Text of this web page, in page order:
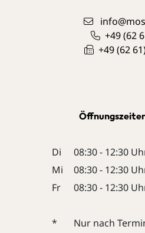
+49 (62
+49 (62
Di
08:30 - 12:30
Mi
08:30 - 12:30
Fr
08:30 - 12:30
*
Nur nach